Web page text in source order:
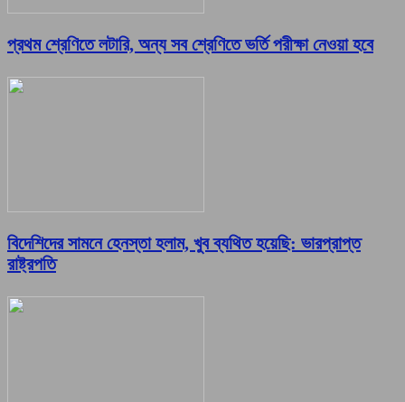
প্রথম শ্রেণিতে লটারি, অন্য সব শ্রেণিতে ভর্তি পরীক্ষা নেওয়া হবে
বিদেশিদের সামনে হেনস্তা হলাম, খুব ব্যথিত হয়েছি: ভারপ্রাপ্ত
রাষ্ট্রপতি